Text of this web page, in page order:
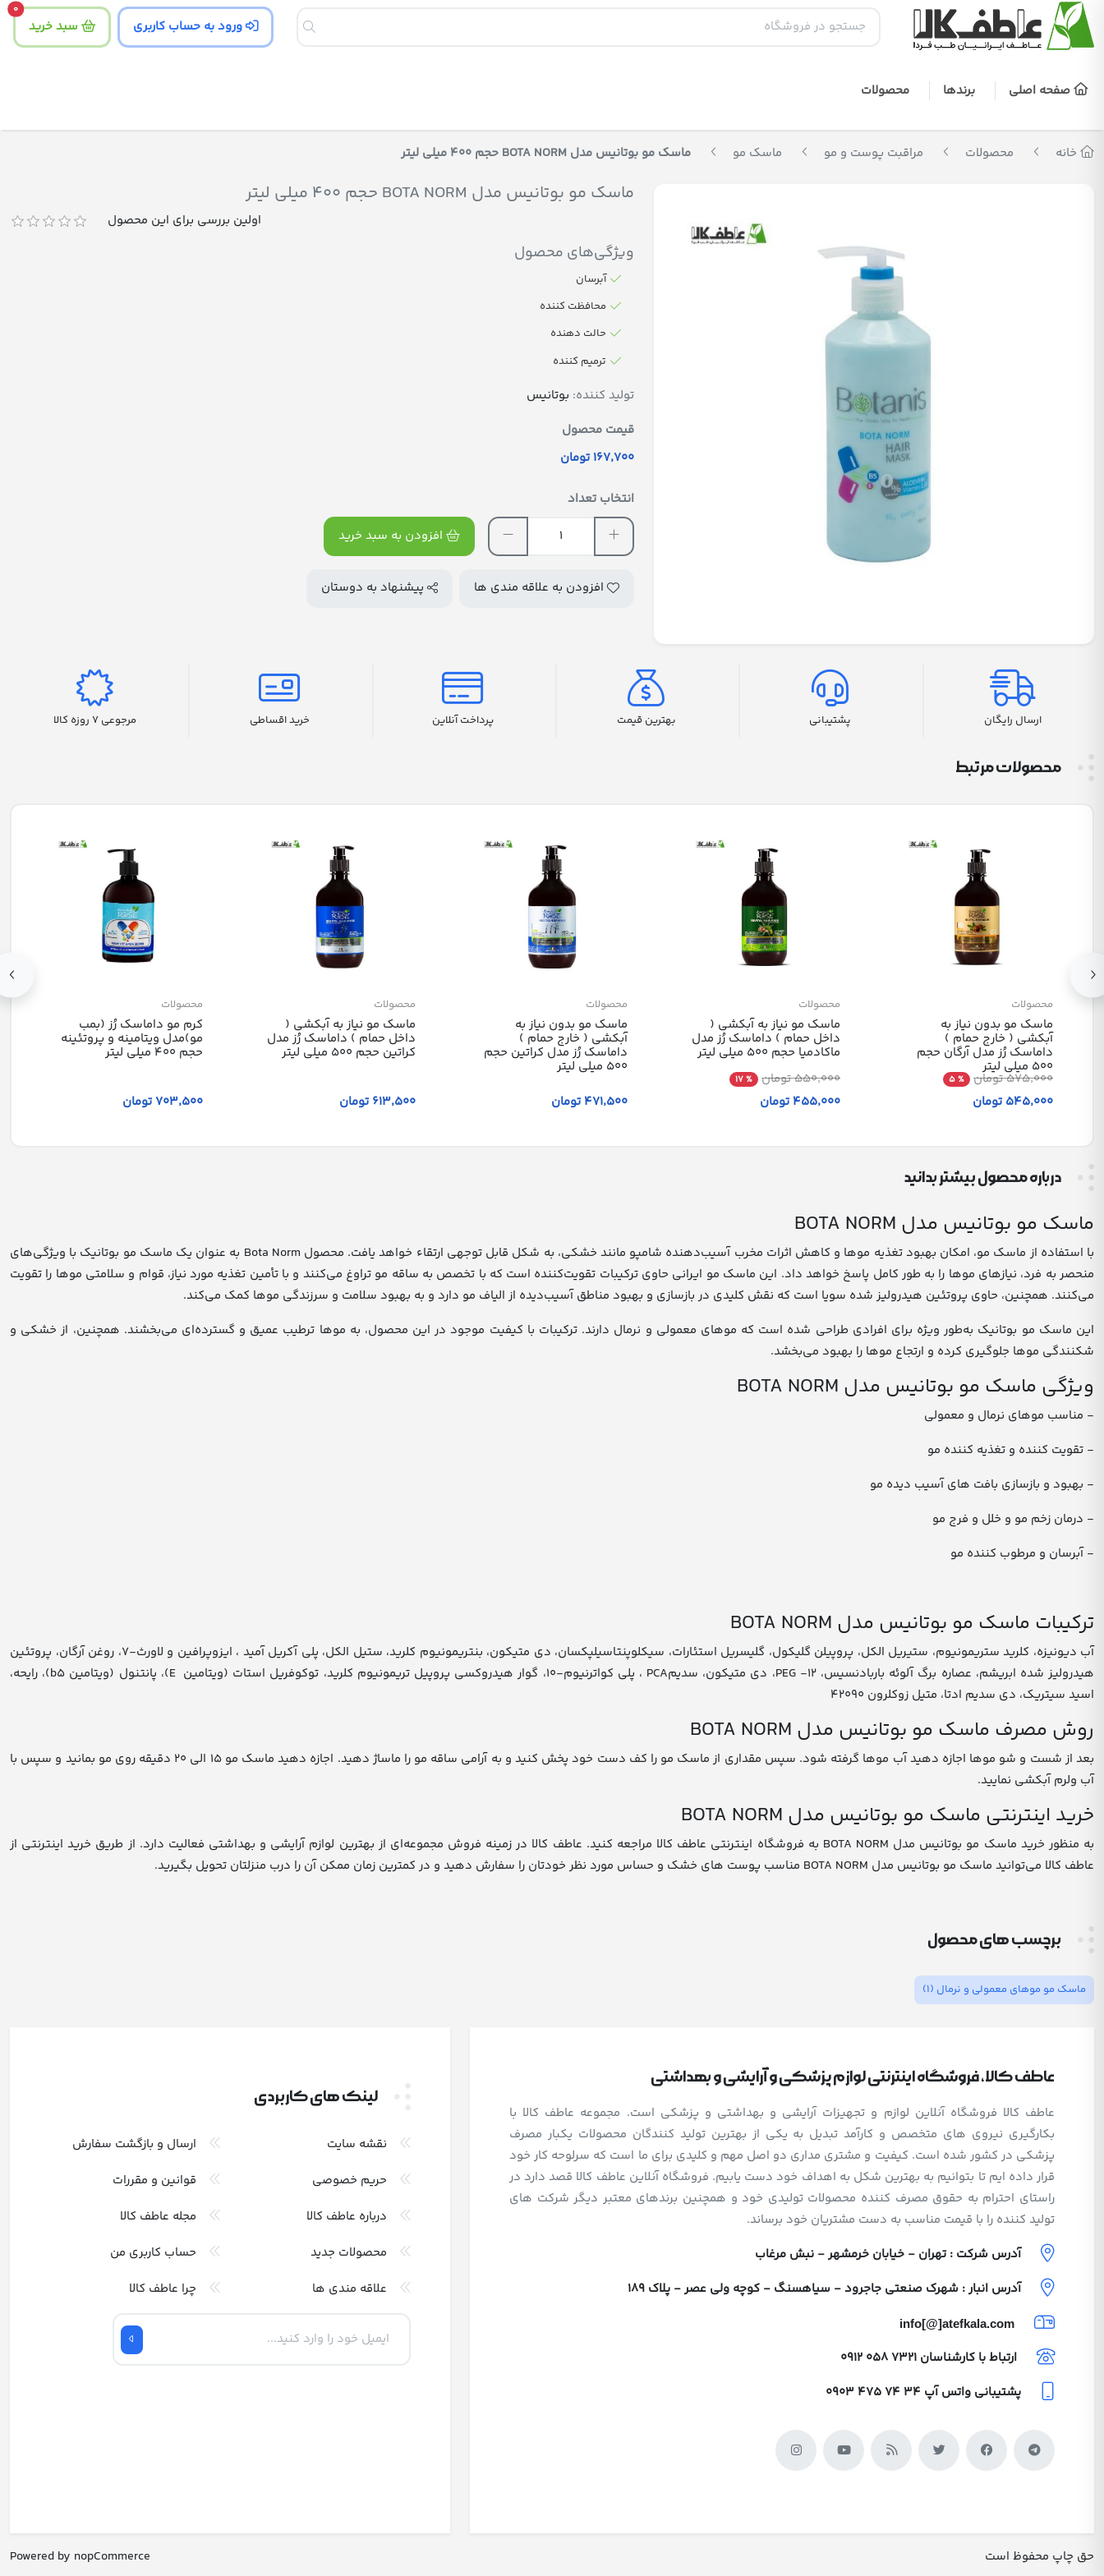
ورود به حساب کاربری سبد خرید
0
صفحه اصلی برندها محصولات
خانه محصولات مراقبت پوست و مو ماسک مو ماسک مو بوتانیس مدل BOTA NORM حجم 400 میلی لیتر
ماسک مو بوتانیس مدل BOTA NORM حجم 400 میلی لیتر
اولین بررسی برای این محصول
ویژگی‌های محصول
آبرسان
محافظت کننده
حالت دهنده
ترمیم کننده
تولید کننده: بوتانیس
قیمت محصول
167٬700 تومان
انتخاب تعداد
افزودن به سبد خرید
افزودن به علاقه مندی ها پیشنهاد به دوستان
ارسال رایگان پشتیبانی بهترین قیمت پرداخت آنلاین خرید اقساطی مرجوعی 7 روزه کالا
محصولات مرتبط
محصولات
ماسک مو بدون نیاز به
آبکشی ( خارج حمام )
داماسک رُز مدل آرگان حجم
500 میلی لیتر
575٬000 تومان % 5
545٬000 تومان
محصولات
ماسک مو نیاز به آبکشی (
داخل حمام ) داماسک رُز مدل
ماکادمیا حجم 500 میلی لیتر
550٬000 تومان
% 17
455٬000 تومان
محصولات
ماسک مو بدون نیاز به
آبکشی ( خارج حمام )
داماسک رُز مدل کراتین حجم
500 میلی لیتر
471٬500 تومان
محصولات
ماسک مو نیاز به آبکشی (
داخل حمام ) داماسک رُز مدل
کراتین حجم 500 میلی لیتر
613٬500 تومان
محصولات
کرم مو داماسک رُز (بمب
مو)مدل ویتامینه و پروتئینه
حجم 400 میلی لیتر
703٬500 تومان
درباره محصول بیشتر بدانید
ماسک مو بوتانیس مدل BOTA NORM
با استفاده از ماسک مو، امکان بهبود تغذیه موها و کاهش اثرات مخرب آسیب‌دهنده شامپو مانند خشکی، به شکل قابل توجهی ارتقاء خواهد یافت. محصول Bota Norm به عنوان یک ماسک مو بوتانیک با ویژگی‌های
منحصر به فرد، نیازهای موها را به طور کامل پاسخ خواهد داد. این ماسک مو ایرانی حاوی ترکیبات تقویت‌کننده است که با تخصص به ساقه مو تراوغ می‌کنند و با تأمین تغذیه مورد نیاز، قوام و سلامتی موها را تقویت
می‌کنند. همچنین، حاوی پروتئین هیدرولیز شده سویا است که نقش کلیدی در بازسازی و بهبود مناطق آسیب‌دیده از الیاف مو دارد و به بهبود سلامت و سرزندگی موها کمک می‌کند.
این ماسک مو بوتانیک به‌طور ویژه برای افرادی طراحی شده است که موهای معمولی و نرمال دارند. ترکیبات با کیفیت موجود در این محصول، به موها ترطیب عمیق و گسترده‌ای می‌بخشند. همچنین، از خشکی و
شکنندگی موها جلوگیری کرده و ارتجاع موها را بهبود می‌بخشد.
ویژگی ماسک مو بوتانیس مدل BOTA NORM
- مناسب موهای نرمال و معمولی
- تقویت کننده و تغذیه کننده مو
- بهبود و بازسازی بافت های آسیب دیده مو
- درمان زخم مو و خلل و فرج مو
- آبرسان و مرطوب کننده مو
ترکیبات ماسک مو بوتانیس مدل BOTA NORM
آب دیونیزه، کلرید ستریمونیوم، ستیریل الکل، پروپیلن گلیکول، گلیسریل استئارات، سیکلوپنتاسیلپکسان، دی متیکون، بنتریمونیوم کلرید، ستیل الکل، پلی آکریل آمید ، ایزوپرافین و لاورث-۷، روغن آرگان، پروتئین
هیدرولیز شده ابریشم، عصاره برگ آلوئه باربادنسیس، PEG -12، دی متیکون، سدیمPCA ، پلی کواترنیوم-۱۰، گوار هیدروکسی پروپیل تریمونیوم کلرید، توکوفریل استات (ویتامین E)، پانتنول (ویتامین b۵)، رایحه،
اسید سیتریک، دی سدیم ادتا، متیل زوکلرون ۴۲۰۹۰
روش مصرف ماسک مو بوتانیس مدل BOTA NORM
بعد از شست و شو موها اجازه دهید آب موها گرفته شود. سپس مقداری از ماسک مو را کف دست خود پخش کنید و به آرامی ساقه مو را ماساژ دهید. اجازه دهید ماسک مو ۱۵ الی ۲۰ دقیقه روی مو بمانید و سپس با
آب ولرم آبکشی نمایید.
خرید اینترنتی ماسک مو بوتانیس مدل BOTA NORM
به منظور خرید ماسک مو بوتانیس مدل BOTA NORM به فروشگاه اینترنتی عاطف کالا مراجعه کنید. عاطف کالا در زمینه فروش مجموعه‌ای از بهترین لوازم آرایشی و بهداشتی فعالیت دارد. از طریق خرید اینترنتی از
عاطف کالا می‌توانید ماسک مو بوتانیس مدل BOTA NORM مناسب پوست های خشک و حساس مورد نظر خودتان را سفارش دهید و در کمترین زمان ممکن آن را درب منزلتان تحویل بگیرید.
برچسب های محصول
ماسک مو موهای معمولی و نرمال (1)
عاطف کالا، فروشگاه اینترنتی لوازم پزشکی و آرایشی و بهداشتی
عاطف کالا فروشگاه آنلاین لوازم و تجهیزات آرایشی و بهداشتی و پزشکی است. مجموعه عاطف کالا با
بکارگیری نیروی های متخصص و کارآمد تبدیل به یکی از بهترین تولید کنندگان محصولات یکبار مصرف
پزشکی در کشور شده است. کیفیت و مشتری مداری دو اصل مهم و کلیدی برای ما است که سرلوحه کار خود
قرار داده ایم تا بتوانیم به بهترین شکل به اهداف خود دست یابیم. فروشگاه آنلاین عاطف کالا قصد دارد در
راستای احترام به حقوق مصرف کننده محصولات تولیدی خود و همچنین برندهای معتبر دیگر شرکت های
تولید کننده را با قیمت مناسب به دست مشتریان خود برساند.
آدرس شرکت : تهران - خیابان خرمشهر - نبش مرغاب
آدرس انبار : شهرک صنعتی جاجرود - سیاهسنگ - کوچه ولی عصر - پلاک 189
info[@]atefkala.com
ارتباط با کارشناسان 0912 058 7321
پشتیبانی واتس آپ 0903 475 74 34
لینک های کاربردی
نقشه سایت
ارسال و بازگشت سفارش
حریم خصوصی
قوانین و مقررات
درباره عاطف کالا
مجله عاطف کالا
محصولات جدید
حساب کاربری من
علاقه مندی ها
چرا عاطف کالا
حق چاپ محفوظ است Powered by nopCommerce